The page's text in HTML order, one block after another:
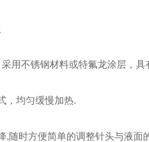
用不锈钢材料或特氟龙涂层，
，均匀缓慢加热.
,随时方便简单的调整针头与液面